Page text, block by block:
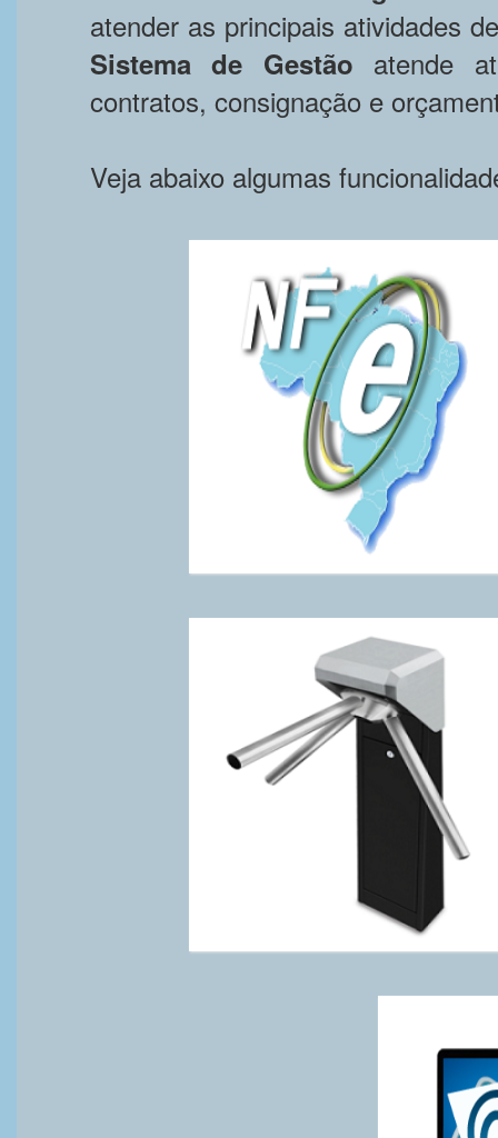
atender as principais atividades
Sistema de Gestão atende
contratos, consignação e
Veja abaixo algumas
Saiba mais...
Saiba mais...